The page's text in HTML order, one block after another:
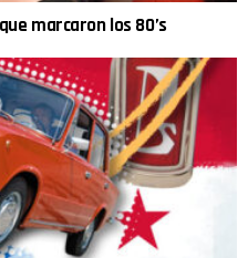
marcaron los 80’s